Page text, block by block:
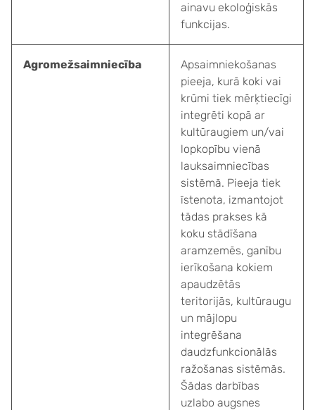
ainavu ekoloģiskās
funkcijas.
Agromežsaimniecība
Apsaimniekošanas
pieeja, kurā koki vai
krūmi tiek mērķtiecīgi
integrēti kopā ar
kultūraugiem un/vai
lopkopību vienā
lauksaimniecības
sistēmā. Pieeja tiek
īstenota, izmantojot
tādas prakses kā
koku stādīšana
aramzemēs, ganību
ierīkošana kokiem
apaudzētās
teritorijās, kultūraugu
un mājlopu
integrēšana
daudzfunkcionālās
ražošanas sistēmās.
Šādas darbības
uzlabo augsnes